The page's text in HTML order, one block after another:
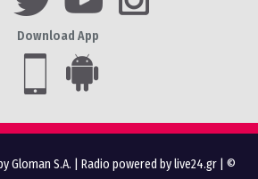
Download App
Gloman S.A. Radio powered by live24.gr | ©